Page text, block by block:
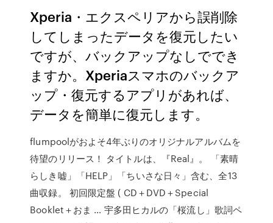
Xperia・エクスペリアから誤削除
してしまったデータを復元したい
ですが、バックアップなしででき
ますか。Xperiaスマホのバックア
ップ・復元するアプリがあれば、
データを簡単に復元します。
flumpoolがおよそ4年ぶりのオリジナルアルバムを
待望のリリース！ タイトルは、『Real』。 「素晴
らしき嘘」「HELP」「ちいさな日々」含む、全13
曲収録。 初回限定盤 ( CD＋DVD＋Special
Booklet＋おま … 宇多田ヒカルの「桜流し」歌詞ペ